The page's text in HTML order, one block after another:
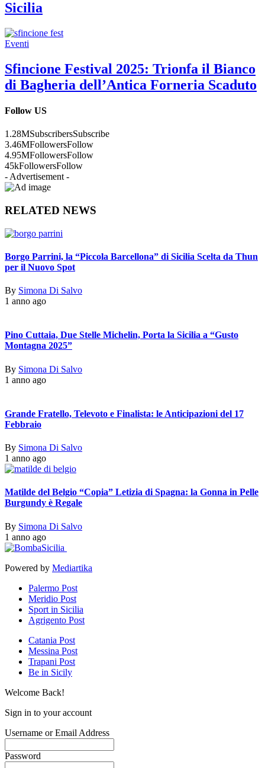
Sicilia
Eventi
Sfincione Festival 2025: Trionfa il Bianco
di Bagheria dell’Antica Forneria Scaduto
Follow US
1.28MSubscribersSubscribe
3.46MFollowersFollow
4.95MFollowersFollow
45kFollowersFollow
- Advertisement -
RELATED NEWS
Borgo Parrini, la “Piccola Barcellona” di Sicilia Scelta da Thun
per il Nuovo Spot
By Simona Di Salvo
1 anno ago
Pino Cuttaia, Due Stelle Michelin, Porta la Sicilia a “Gusto
Montagna 2025”
By Simona Di Salvo
1 anno ago
Grande Fratello, Televoto e Finalista: le Anticipazioni del 17
Febbraio
By Simona Di Salvo
1 anno ago
Matilde del Belgio “Copia” Letizia di Spagna: la Gonna in Pelle
Burgundy è Regale
By Simona Di Salvo
1 anno ago
Powered by Mediartika
Palermo Post
Meridio Post
Sport in Sicilia
Agrigento Post
Catania Post
Messina Post
Trapani Post
Be in Sicily
Welcome Back!
Sign in to your account
Username or Email Address
Password